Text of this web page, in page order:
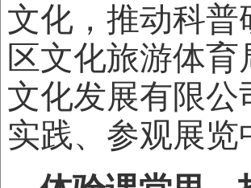
文化，推动科
区文化旅游体
文化发展有限
实践、参观展